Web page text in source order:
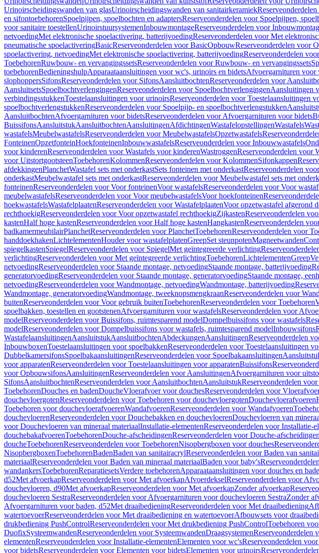
Urinoirscheidingswanden van glasUrinoirscheidingswanden van sanitairkeramiek
en sifontoebehorenSpoelpijpen, spoelbochten en adaptersReserveonderdelen voor Spoelpijpen,
voor sanitaire toestellenUrinoirstuursystemenInbouwmontageReserveonderdelen voor
netvoedingMet elektronische spoelactivering, batterijvoedingReserveonderdelen voor Met
pneumatische spoelactiveringBasicReserveonderdelen voor BasicOpbouwReserveonderdelen voor
spoelactivering, netvoedingMet elektronische spoelactivering, batterijvoedingReserveonderdelen
ToebehorenRuwbouw- en vervangingssetsReserveonderdelen voor Ruwbouw- en vervangingssets
toebehorenBedieningshulpApparaataansluitingen voor wc's, urinoirs en bidetsAfvoergarnituren voor
slophoppersSifonsReserveonderdelen voor SifonsAansluitbochtenReserveonderdelen voor
AansluitsetsSpoelbochtverlengingenReserveonderdelen voor SpoelbochtverlengingenAansluitingen
verbindingsstukkenToestelaansluitingen voor urinoirsReserveonderdelen voor Toestelaansluitingen
spoelbochtverlengstukkenReserveonderdelen voor Spoelpijp- en spoelbochtverlengstukken
AansluitbochtenAfvoergarnituren voor bidetsReserveonderdelen voor Afvoergarnituren voor bidets
BuissifonsAansluitstukAansluitbochtenAansluitingenAfdichtingenWastafelopstellingenWastafels
wastafelsMeubelwastafelsReserveonderdelen voor MeubelwastafelsOpzetwastafels
FonteinenOpzetfonteinHoekfonteinenInbouwwastafelsReserveonderdelen voor Inbouwwastafels
voor kinderenReserveonderdelen voor Wastafels voor kinderenWastroggenReserveonderdelen voor
voor UitstortgootsteenToebehorenKolommenReserveonderdelen voor KolommenSifonkappen
afdekkingenPlanchetWastafel sets met onderkastSets fonteinen met onderkastReserveonderdelen
onderkastMeubelwastafel sets met onderkastReserveonderdelen voor Meubelwastafel sets met
fonteinenReserveonderdelen voor Voor fonteinenVoor wastafelsReserveonderdelen voor Voor
meubelwastafelsReserveonderdelen voor Voor meubelwastafelsVoor hoekfonteinen
hoekwastafelsWastafelplaatenReserveonderdelen voor WastafelplaatenVoor opzetwastafel afgerond
rechthoekigReserveonderdelen voor Voor opzetwastafel rechthoekigZijkastenReserveonderdelen
kastenHalf hoge kastenReserveonderdelen voor Half hoge kastenHangkastenReserveonderdelen
badkamermeubilairPlanchetReserveonderdelen voor PlanchetToebehorenReserveonderdelen voor
handdoekhakenLichtelementenHouder voor wastafelplatenGreepSet steunpotenMagneetwanden
spiegelkastenSpiegelReserveonderdelen voor SpiegelMet geïntegreerde verlichting
verlichtingReserveonderdelen voor Met geïntegreerde verlichtingToebehorenLichtelementenGreep
netvoedingReserveonderdelen voor Staande montage, netvoedingStaande montage, batterijvoeding
generatorvoedingReserveonderdelen voor Staande montage, generatorvoedingStaande montage,
netvoedingReserveonderdelen voor Wandmontage, netvoedingWandmontage, batterijvoeding
Wandmontage, generatorvoedingWandmontage, tweeknopsmengkraanReserveonderdelen voor
buitenReserveonderdelen voor Voor gebruik buitenToebehorenReserveonderdelen voor Toebehoren
spoelbakken, toestellen en gootstenenAfvoergarnituren voor wastafelsReserveonderdelen voor
modelReserveonderdelen voor Buissifons, ruimtesparend modelDompelbuissifons voor wastafels
modelReserveonderdelen voor Dompelbuissifons voor wastafels, ruimtesparend modelInbouwsifons
WastafelaansluitingenAansluitstukAansluitbochtenAbdeckungenAansluitingenReserveonderdelen
InbouwboxenToestelaansluitingen voor spoelbakkenReserveonderdelen voor Toestelaansluitingen
DubbelkamersifonsSpoelbakaansluitingenReserveonderdelen voor Spoelbakaansluitingen
voor apparatenReserveonderdelen voor Toestelaansluitingen voor apparatenBuissifons
voor OpbouwsifonsAansluitingenReserveonderdelen voor AansluitingenAfvoergarnituren voor
SifonsAansluitbochtenReserveonderdelen voor AansluitbochtenAansluitstukReserveonderdelen
ToebehorenDouches en badenDoucheVloerafvoer voor douchesReserveonderdelen voor
douchevloergotenReserveonderdelen voor Toebehoren voor douchevloergotenDouchevloerafvoeren
Toebehoren voor douchevloerafvoerenWandafvoerenReserveonderdelen voor Wandafvoeren
douchevloerenReserveonderdelen voor Douchebakken en douchevloerenDouchevloeren van
voor Douchevloeren van mineraal materiaalInstallatie-elementenReserveonderdelen voor Installatie-
douchebakafvoerenToebehorenDouche-afscheidingenReserveonderdelen voor Douche-afscheidingen
doucheToebehorenReserveonderdelen voor ToebehorenNisopbergboxen voor douches
NisopbergboxenToebehorenBadenBaden van sanitairacrylReserveonderdelen voor Baden van
materiaalReserveonderdelen voor Baden van mineraal materiaalBaden voor baby's
wandankersToebehorenReparatiesetsVerdere toebehorenApparaataansluitingen voor douches en
d52Met afvoerkapReserveonderdelen voor Met afvoerkapAfvoerdekselReserveonderdelen voor
douchevloeren, d90Met afvoerkapReserveonderdelen voor Met afvoerkapZonder afvoerkap
douchevloeren SestraReserveonderdelen voor Afvoergarnituren voor douchevloeren SestraZonder
Afvoergarnituren voor baden, d52Met draaibedieningReserveonderdelen voor Met draaibediening
watertoevoerReserveonderdelen voor Met draaibediening en watertoevoerAfbouwsets voor
drukbediening PushControlReserveonderdelen voor Met drukbediening PushControlToebehoren
DuofixSysteemwandenReserveonderdelen voor SysteemwandenDraagsystemenReserveonderdelen
elementenReserveonderdelen voor Installatie-elementenElementen voor wc'sReserveonderdelen
voor bidetsReserveonderdelen voor Elementen voor bidetsElementen voor urinoirs